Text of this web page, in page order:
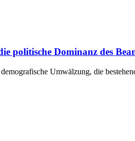
politische Dominanz des
Umwälzung, die